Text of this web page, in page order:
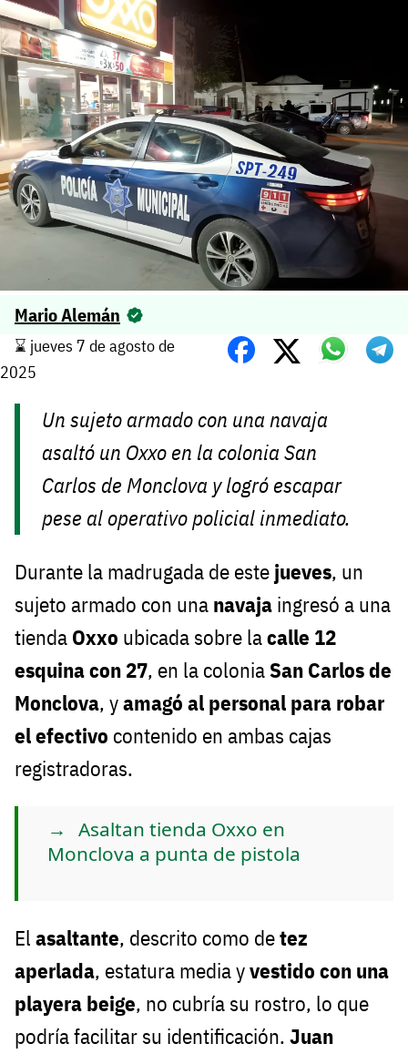
Mario Alemán
⌛️ jueves 7 de agosto de
2025
Un sujeto armado con una navaja
asaltó un Oxxo en la colonia San
Carlos de Monclova y logró escapar
pese al operativo policial inmediato.
Durante la madrugada de este jueves, un
sujeto armado con una navaja ingresó a una
tienda Oxxo ubicada sobre lacalle 12
esquina con 27, en la coloniaSan Carlos de
Monclova, yamagó al personal para robar
el efectivo contenido en ambas cajas
registradoras.
Asaltan tienda Oxxo en
Monclova a punta de pistola
El asaltante, descrito como detez
aperlada, estatura media yvestido con una
playera beige, no cubría su rostro, lo que
podría facilitar su identificación. Juan